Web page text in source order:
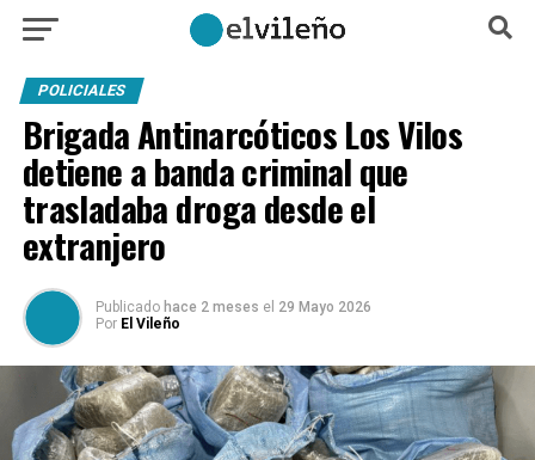
POLICIALES
Brigada Antinarcóticos Los Vilos
detiene a banda criminal que
trasladaba droga desde el
extranjero
Publicado hace 2 meses el 29 Mayo 2026
Por El Vileño